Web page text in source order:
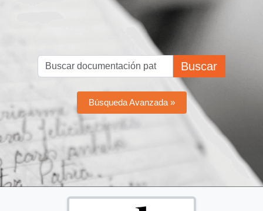
Buscar
Búsqueda Avanzada »